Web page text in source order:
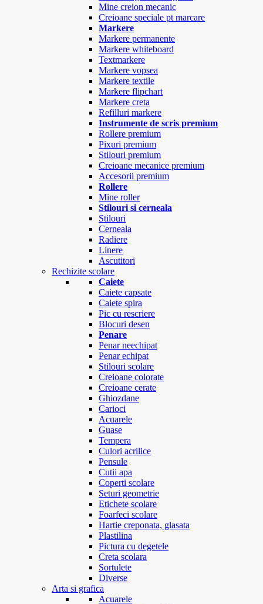
Mine creion mecanic
Creioane speciale pt marcare
Markere
Markere permanente
Markere whiteboard
Textmarkere
Markere vopsea
Markere textile
Markere flipchart
Markere creta
Refilluri markere
Instrumente de scris premium
Rollere premium
Pixuri premium
Stilouri premium
Creioane mecanice premium
Accesorii premium
Rollere
Mine roller
Stilouri si cerneala
Stilouri
Cerneala
Radiere
Linere
Ascutitori
Rechizite scolare
Caiete
Caiete capsate
Caiete spira
Pic cu rescriere
Blocuri desen
Penare
Penar neechipat
Penar echipat
Stilouri scolare
Creioane colorate
Creioane cerate
Ghiozdane
Carioci
Acuarele
Guase
Tempera
Culori acrilice
Pensule
Cutii apa
Coperti scolare
Seturi geometrie
Etichete scolare
Foarfeci scolare
Hartie creponata, glasata
Plastilina
Pictura cu degetele
Creta scolara
Sortulete
Diverse
Arta si grafica
Acuarele